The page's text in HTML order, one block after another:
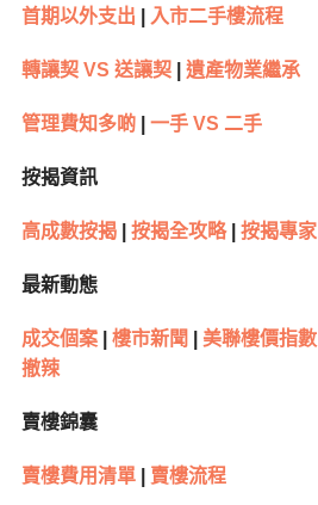
首期以外支出 入市二手樓流程
轉讓契 VS 送讓契| 遺產物業繼承
管理費知多啲| 一手 VS 二手
按揭資訊
高成數按揭| 按揭全攻略| 按揭專家
最新動態
成交個案| 樓市新聞 美聯樓價指數|
撤辣
賣樓錦囊
賣樓費用清單| 賣樓流程